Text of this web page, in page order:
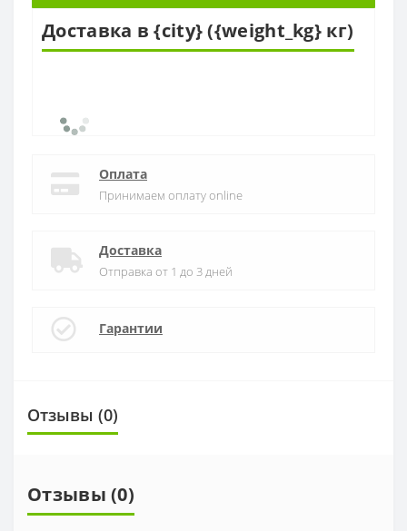
Доставка в {city} ({weight_kg} кг)
Оплата
Принимаем оплату online
Доставка
Отправка от 1 до 3 дней
Гарантии
Отзывы (0)
Отзывы (0)